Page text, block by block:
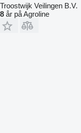
Troostwijk Veilingen B.V.
8 år på Agroline